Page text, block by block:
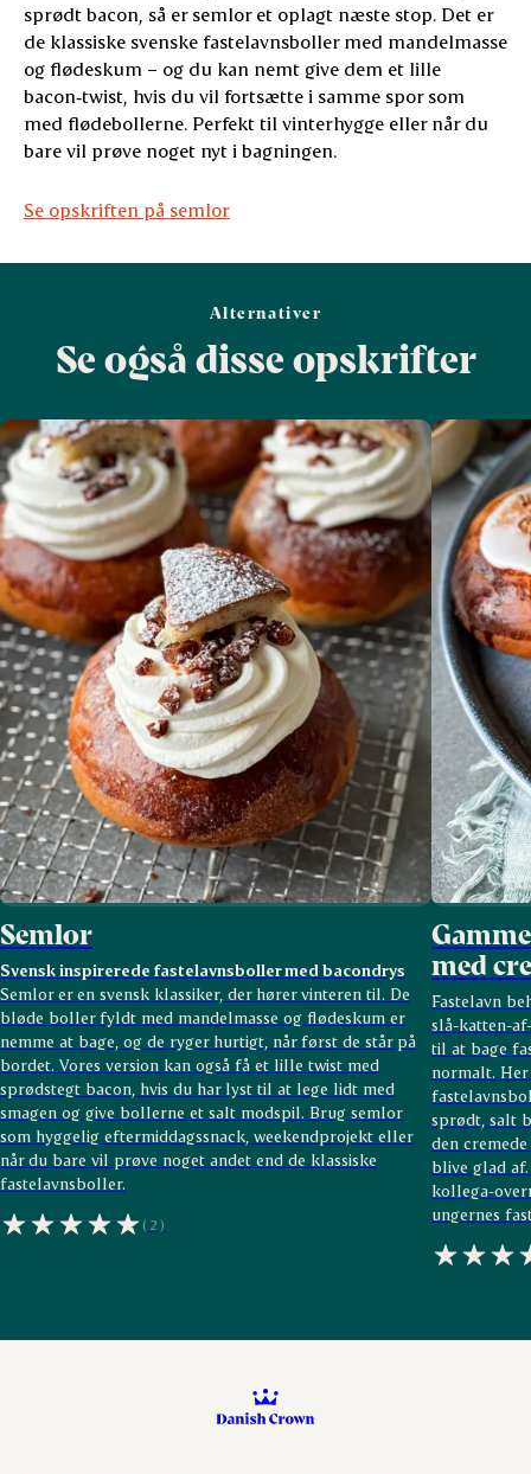
sprødt bacon, så er semlor et oplagt næste stop. Det er
de klassiske svenske fastelavnsboller med mandelmasse
og flødeskum – og du kan nemt give dem et lille
bacon‑twist, hvis du vil fortsætte i samme spor som
med flødebollerne. Perfekt til vinterhygge eller når du
bare vil prøve noget nyt i bagningen.
Se opskriften på semlor
Alternativer
Se også disse opskrifter
Semlor
Svensk inspirerede fastelavnsboller med bacondrys
Semlor er en svensk klassiker, der hører vinteren til. De
bløde boller fyldt med mandelmasse og flødeskum er
nemme at bage, og de ryger hurtigt, når først de står på
bordet. Vores version kan også få et lille twist med
sprødstegt bacon, hvis du har lyst til at lege lidt med
smagen og give bollerne et salt modspil. Brug semlor
som hyggelig eftermiddagssnack, weekendprojekt eller
når du bare vil prøve noget andet end de klassiske
fastelavnsboller.
(2)
med
Fastelavn
slå-katten-
til at bage
normalt.
sprødt, salt
den
blive glad
kollega-
ungernes